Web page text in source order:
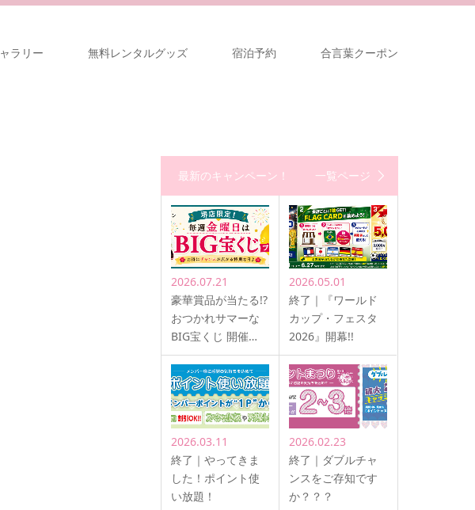
ラリー 無料レンタルグッズ 宿泊予約 合言葉クーポン
最新のキャンペーン！ 一覧ページ
2026.07.21
豪華賞品が当たる!?
おつかれサマーな
BIG宝くじ 開催…
2026.05.01
終了｜『ワールド
カップ・フェスタ
2026』開幕!!
2026.03.11
終了｜やってきま
した！ポイント使
い放題！
2026.02.23
終了｜ダブルチャ
ンスをご存知です
か？？？